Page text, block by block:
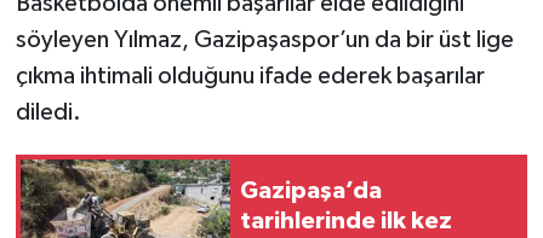
söyleyen Yılmaz, Gazipaşaspor’un da bir üst lige
çıkma ihtimali olduğunu ifade ederek başarılar
diledi.
Gazipaşa’da
tarihlerinde ilk kez